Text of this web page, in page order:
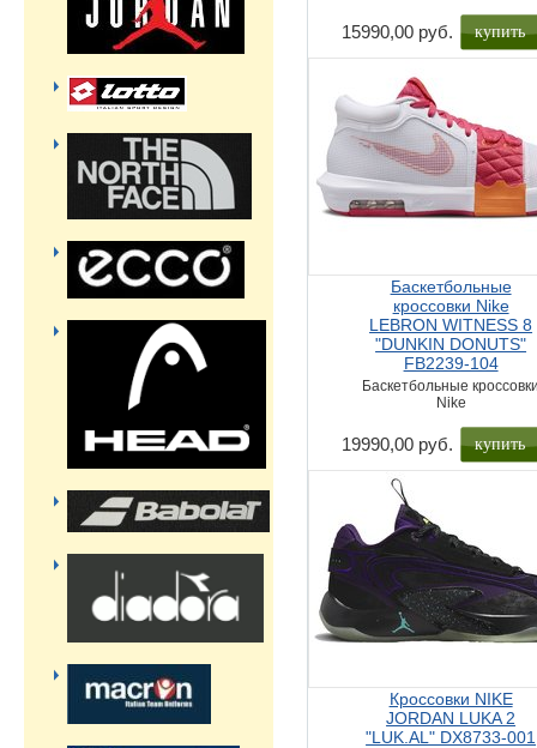
15990,00 руб. купить
Баскетбольные
кроссовки Nike
LEBRON WITNESS 8
"DUNKIN DONUTS"
FB2239-104
Баскетбольные
Nike
19990,00 руб. купить
Кроссовки NIKE
JORDAN LUKA 2
"LUK.AL" DX8733-001